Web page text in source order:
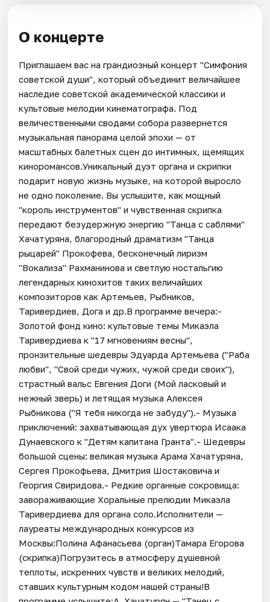
О концерте
Приглашаем вас на грандиозный концерт "Симфония
советской души", который объединит величайшее
наследие советской академической классики и
культовые мелодии кинематографа. Под
величественными сводами собора развернется
музыкальная панорама целой эпохи — от
масштабных балетных сцен до интимных, щемящих
киноромансов.Уникальный дуэт органа и скрипки
подарит новую жизнь музыке, на которой выросло
не одно поколение. Вы услышите, как мощный
"король инструментов" и чувственная скрипка
передают безудержную энергию "Танца с саблями"
Хачатуряна, благородный драматизм "Танца
рыцарей" Прокофева, бесконечный лиризм
"Вокализа" Рахманинова и светлую ностальгию
легендарных кинохитов таких величайших
композиторов как Артемьев, Рыбников,
Таривердиев, Дога и др.В программе вечера:-
Золотой фонд кино: культовые темы Микаэла
Таривердиева к "17 мгновениям весны",
пронзительные шедевры Эдуарда Артемьева ("Раба
любви", "Свой среди чужих, чужой среди своих"),
страстный вальс Евгения Доги (Мой ласковый и
нежный зверь) и летящая музыка Алексея
Рыбникова ("Я тебя никогда не забуду").- Музыка
приключений: захватывающая дух увертюра Исаака
Дунаевского к "Детям капитана Гранта".- Шедевры
большой сцены: великая музыка Арама Хачатуряна,
Сергея Прокофьева, Дмитрия Шостаковича и
Георгия Свиридова.- Редкие органные сокровища:
завораживающие Хоральные прелюдии Микаэла
Таривердиева для органа соло.Исполнители —
лауреаты международных конкурсов из
Москвы:Полина Афанасьева (орган)Тамара Егорова
(скрипка)Погрузитесь в атмосферу душевной
теплоты, искренних чувств и великих мелодий,
ставших культурным кодом нашей страны!В